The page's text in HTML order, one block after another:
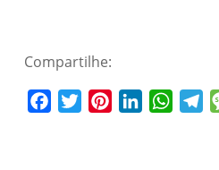
Compartilhe:
FacebookTwitterPinterestLinkedIn